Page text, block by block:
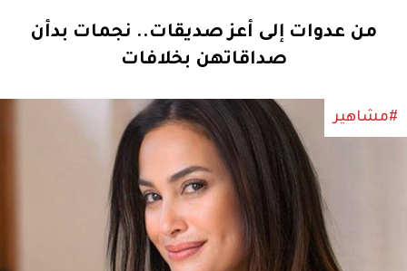
من عدوات إلى أعز صديقات.. نجمات بدأن
صداقاتهن بخلافات
#مشاهير